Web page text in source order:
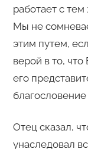
работает с
Мы не
этим путем,
верой в то,
его
Отец сказал,
унаследовал